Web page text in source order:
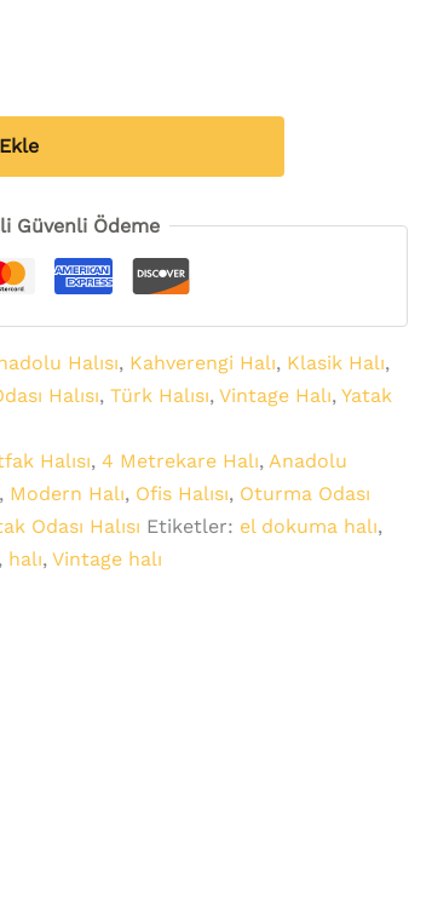
Güvenli Ödeme
Halısı, Kahverengi Halı, Klasik Halı,
Halısı,Türk Halısı,Vintage Halı,Yatak
Halısı,4 Metrekare Halı, Anadolu
, Modern Halı, Ofis Halısı, Oturma Odası
Odası Halısı Etiketler: el dokuma halı,
, halı,Vintage halı